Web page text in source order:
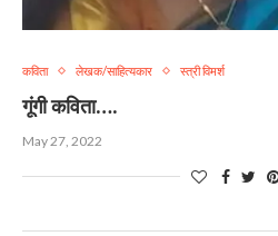
कविता लेखक/साहित्यकार स्त्री विमर्श
गूंगी कविता….
May 27, 2022